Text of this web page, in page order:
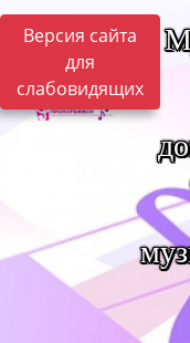
Версия сайта
для
слабовидящих